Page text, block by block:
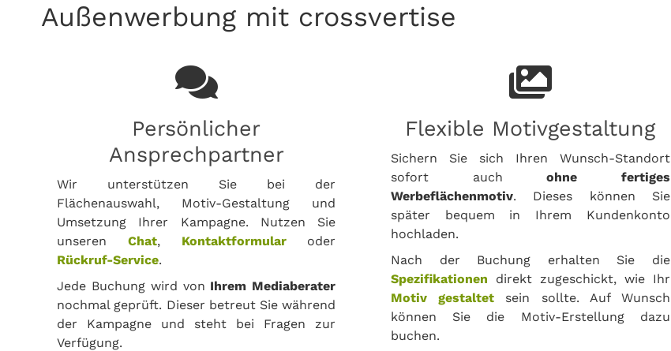
Außenwerbung mit crossvertise
Persönlicher
Ansprechpartner
Wir unterstützen Sie bei der
Flächenauswahl, Motiv-Gestaltung und
Umsetzung Ihrer Kampagne. Nutzen Sie
unseren Chat, Kontaktformularoder
Rückruf-Service.
Jede Buchung wird von Ihrem Mediaberater
nochmal geprüft. Dieser betreut Sie während
der Kampagne und steht bei Fragen zur
Verfügung.
Flexible Motivgestaltung
Sichern Sie sich Ihren Wunsch-Standort
sofort auchohne fertiges
Werbeflächenmotiv. Dieses können Sie
später bequem in Ihrem Kundenkonto
hochladen.
Nach der Buchung erhalten Sie die
Spezifikationen direkt zugeschickt, wie Ihr
Motiv gestaltet sein sollte. Auf Wunsch
können Sie die Motiv-Erstellung dazu
buchen.